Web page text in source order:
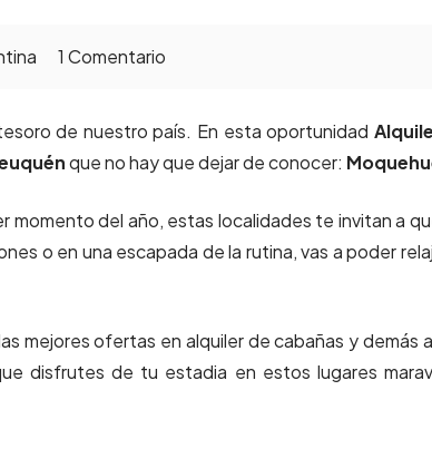
1 Comentario
de nuestro país. En esta oportunidad
que no hay que dejar de conocer:
momento del año, estas localidades te invitan a
o en una escapada de la rutina, vas a poder
mejores ofertas en alquiler de cabañas y demás
disfrutes de tu estadia en estos lugares